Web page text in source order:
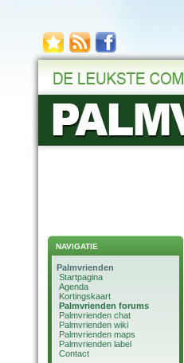
NAVIGATIE
Palmvrienden
Startpagina
Agenda
Kortingskaart
Palmvrienden forums
Palmvrienden chat
Palmvrienden wiki
Palmvrienden maps
Palmvrienden label
Contact